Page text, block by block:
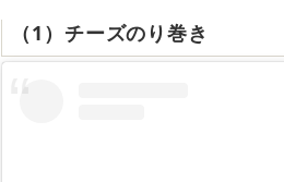
（1）チーズのり巻き